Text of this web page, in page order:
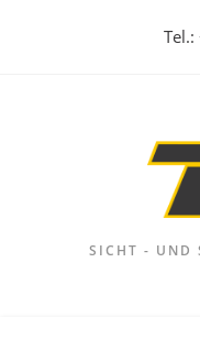
Tel.:
SICHT - UND